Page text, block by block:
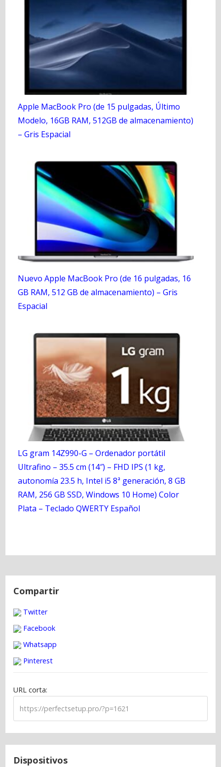
Apple MacBook Pro (de 15 pulgadas, Último
Modelo, 16GB RAM, 512GB de almacenamiento)
– Gris Espacial
Nuevo Apple MacBook Pro (de 16 pulgadas, 16
GB RAM, 512 GB de almacenamiento) – Gris
Espacial
LG gram 14Z990-G – Ordenador portátil
Ultrafino – 35.5 cm (14″) – FHD IPS (1 kg,
autonomía 23.5 h, Intel i5 8ª generación, 8 GB
RAM, 256 GB SSD, Windows 10 Home) Color
Plata – Teclado QWERTY Español
N
e
n
Compartir
Twitter
Facebook
Whatsapp
Pinterest
URL corta:
Dispositivos